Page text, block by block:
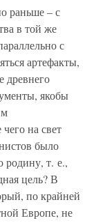
раньше – с
в той же
с
артефакты,
древнего
якобы
на свет
было
родину, т. е.,
цель? В
по крайней
Европе, не